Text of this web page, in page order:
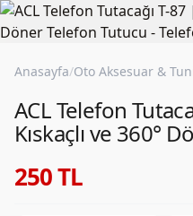
Anasayfa/Oto Aksesuar &
ACL Telefon
Kıskaçlı ve 360°
250 TL